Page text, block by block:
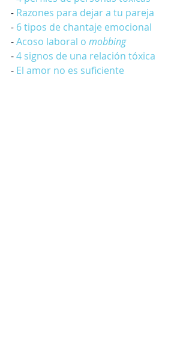
- Razones para dejar a tu pareja
- 6 tipos de chantaje emocional
- Acoso laboral o mobbing
- 4 signos de una relación tóxica
- El amor no es suficiente